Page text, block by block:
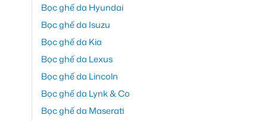
Bọc ghế da Hyundai
Bọc ghế da Isuzu
Bọc ghế da Kia
Bọc ghế da Lexus
Bọc ghế da Lincoln
Bọc ghế da Lynk & Co
Bọc ghế da Maserati